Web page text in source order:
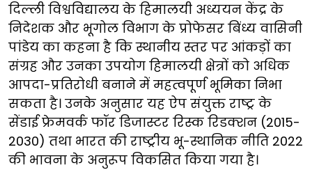
दिल्ली विश्वविद्यालय के हिमालयी अध्ययन केंद्र के
निदेशक और भूगोल विभाग के प्रोफेसर बिंध्य वासिनी
पांडेय का कहना है कि स्थानीय स्तर पर आंकड़ों का
संग्रह और उनका उपयोग हिमालयी क्षेत्रों को अधिक
आपदा-प्रतिरोधी बनाने में महत्वपूर्ण भूमिका निभा
सकता है। उनके अनुसार यह ऐप संयुक्त राष्ट्र के
सेंडाई फ्रेमवर्क फॉर डिजास्टर रिस्क रिडक्शन (2015-
2030) तथा भारत की राष्ट्रीय भू-स्थानिक नीति 2022
की भावना के अनुरूप विकसित किया गया है।